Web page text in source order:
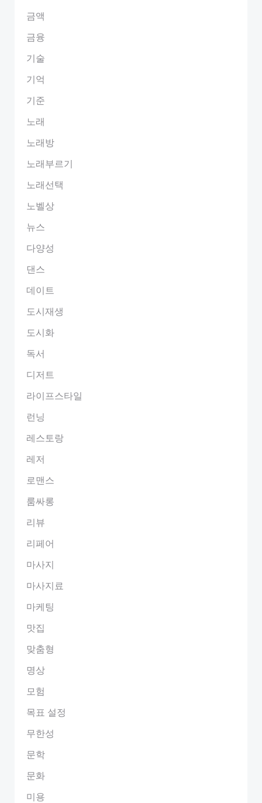
금액
금융
기술
기억
기준
노래
노래방
노래부르기
노래선택
노벨상
뉴스
다양성
댄스
데이트
도시재생
도시화
독서
디저트
라이프스타일
런닝
레스토랑
레저
로맨스
룸싸롱
리뷰
리페어
마사지
마사지료
마케팅
맛집
맞춤형
명상
모험
목표 설정
무한성
문학
문화
미용